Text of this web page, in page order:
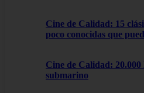
Cine de Calidad: 15
poco conocidas que
Cine de Calidad: 20.000
submarino